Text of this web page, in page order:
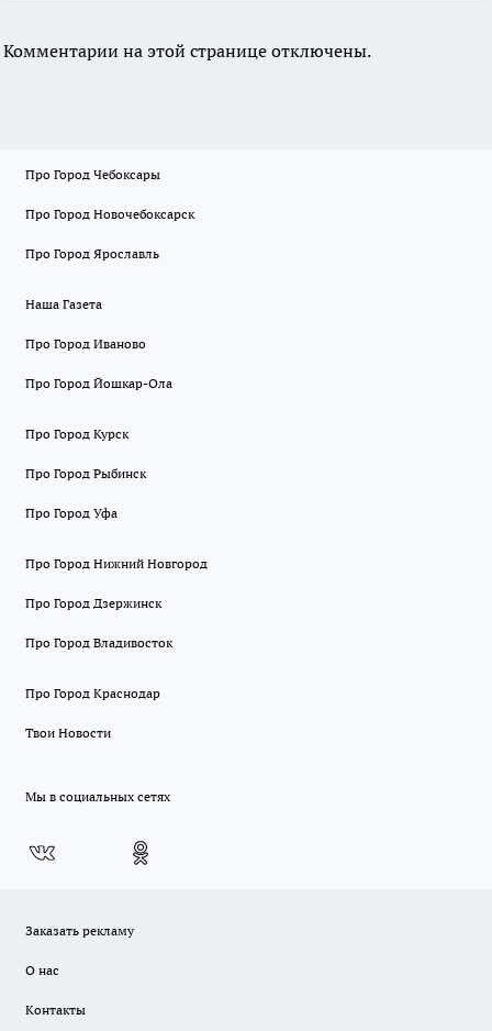
Комментарии на этой странице отключены.
Про Город Чебоксары
Про Город Новочебоксарск
Про Город Ярославль
Наша Газета
Про Город Иваново
Про Город Йошкар-Ола
Про Город Курск
Про Город Рыбинск
Про Город Уфа
Про Город Нижний Новгород
Про Город Дзержинск
Про Город Владивосток
Про Город Краснодар
Твои Новости
Мы в социальных сетях
Заказать рекламу
О нас
Контакты